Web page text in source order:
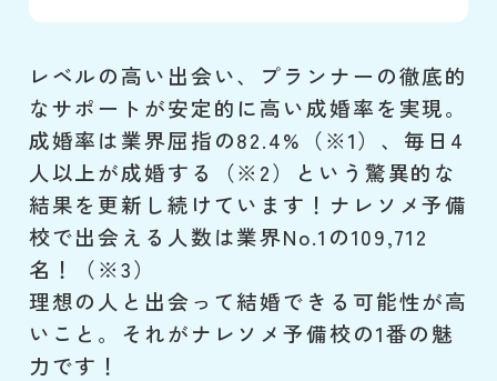
レベルの高い出会い、プランナーの徹底的
なサポートが安定的に高い成婚率を実現。
成婚率は業界屈指の82.4%（※1）、毎日4
人以上が成婚する（※2）という驚異的な
結果を更新し続けています！ナレソメ予備
校で出会える人数は業界No.1の109,712
名！（※3）
理想の人と出会って結婚できる可能性が高
いこと。それがナレソメ予備校の1番の魅
力です！